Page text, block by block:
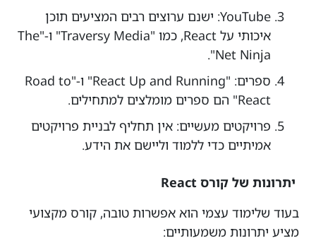
YouTube: ישנם ערוצים רבים המציעים תוכן
איכותי על React, כמו "Traversy Media" ו-"The
Net Ninja".
ספרים: "React Up and Running" ו-"Road to
React" הם ספרים מומלצים למתחילים.
פרויקטים מעשיים: אין תחליף לבניית פרויקטים
אמיתיים כדי ללמוד וליישם את הידע.
יתרונות של קורס React
בעוד שלימוד עצמי הוא אפשרות טובה, קורס מקצועי
מציע יתרונות משמעותיים: